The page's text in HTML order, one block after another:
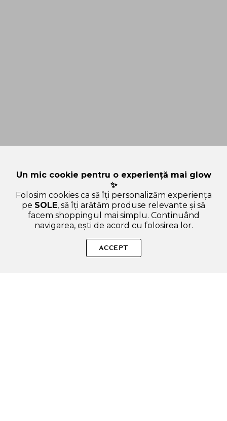
Produse autentice, conforme UE, alese responsabil.
Un mic cookie pentru o experiență mai glow
✨
Folosim cookies ca să îți personalizăm experiența
pe SOLE, să îți arătăm produse relevante și să
facem shoppingul mai simplu. Continuând
navigarea, ești de acord cu folosirea lor.
ACCEPT